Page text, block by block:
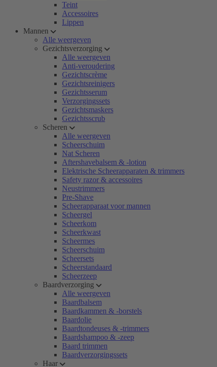
Teint
Accessoires
Lippen
Mannen
Alle weergeven
Gezichtsverzorging
Alle weergeven
Anti-veroudering
Gezichtscrème
Gezichtsreinigers
Gezichtsserum
Verzorgingssets
Gezichtsmaskers
Gezichtsscrub
Scheren
Alle weergeven
Scheerschuim
Nat Scheren
Aftershavebalsem & -lotion
Elektrische Scheerapparaten & trimmers
Safety razor & accessoires
Neustrimmers
Pre-Shave
Scheerapparaat voor mannen
Scheergel
Scheerkom
Scheerkwast
Scheermes
Scheerschuim
Scheersets
Scheerstandaard
Scheerzeep
Baardverzorging
Alle weergeven
Baardbalsem
Baardkammen & -borstels
Baardolie
Baardtondeuses & -trimmers
Baardshampoo & -zeep
Baard trimmen
Baardverzorgingssets
Haar